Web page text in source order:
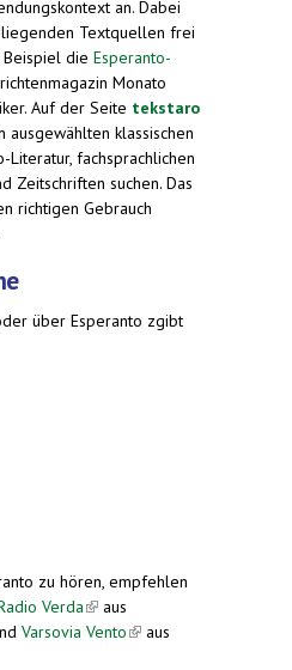
an. Dabei
Textquellen frei
die Esperanto-
Monato
Auf der Seite tekstaro
ausgewählten klassischen
Literatur, fachsprachlichen
Zeitschriften suchen. Das
richtigen Gebrauch
über Esperanto zgibt
zu hören, empfehlen
Verda(link is external)
aus
Varsovia Vento(link is
aus